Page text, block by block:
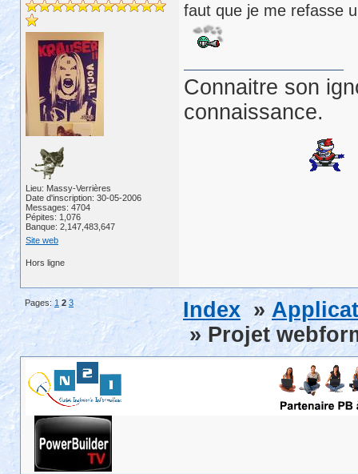
Lieu: Massy-Verrières
Date d'inscription: 30-05-2006
Messages: 4704
Pépites: 1,076
Banque: 2,147,483,647
Site web
faut que je me refasse
Connaitre son
connaissance.
Hors ligne
Pages:1 2 3 Index »
» Projet